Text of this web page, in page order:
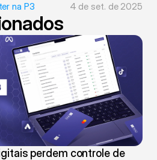
na P3 4 de set. de 2025
perdem controle de